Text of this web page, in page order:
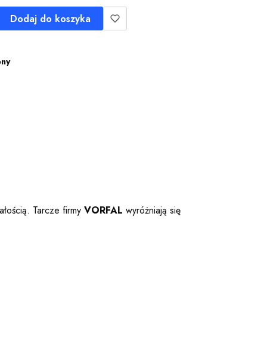
Dodaj do koszyka
Tarcze firmy VORFAL wyróżniają się